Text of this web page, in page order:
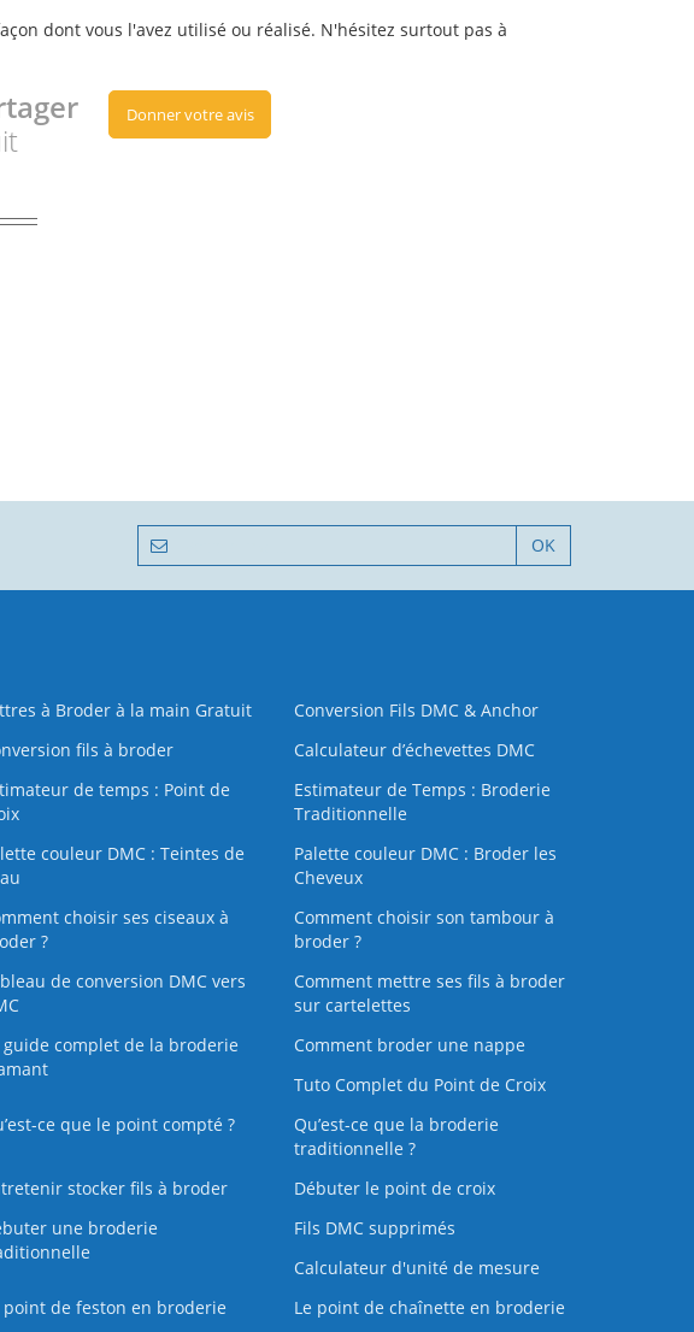
dont vous l'avez utilisé ou réalisé. N'hésitez surtout pas à
Donner votre avis
OK
à Broder à la main Gratuit
Conversion Fils DMC & Anchor
fils à broder
Calculateur d’échevettes DMC
de temps : Point de
Estimateur de Temps : Broderie
Traditionnelle
couleur DMC : Teintes de
Palette couleur DMC : Broder les
Cheveux
choisir ses ciseaux à
?
Comment choisir son tambour à
broder ?
de conversion DMC vers
Comment mettre ses fils à broder
sur cartelettes
guide complet de la broderie
Comment broder une nappe
Tuto Complet du Point de Croix
ce que le point compté ?
Qu’est-ce que la broderie
traditionnelle ?
stocker fils à broder
Débuter le point de croix
une broderie
Fils DMC supprimés
Calculateur d'unité de mesure
point de feston en broderie Le point de chaînette en broderie